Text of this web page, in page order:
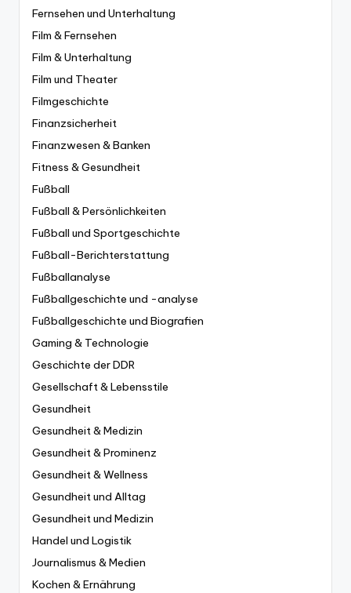
Fernsehen und Unterhaltung
Film & Fernsehen
Film & Unterhaltung
Film und Theater
Filmgeschichte
Finanzsicherheit
Finanzwesen & Banken
Fitness & Gesundheit
Fußball
Fußball & Persönlichkeiten
Fußball und Sportgeschichte
Fußball-Berichterstattung
Fußballanalyse
Fußballgeschichte und -analyse
Fußballgeschichte und Biografien
Gaming & Technologie
Geschichte der DDR
Gesellschaft & Lebensstile
Gesundheit
Gesundheit & Medizin
Gesundheit & Prominenz
Gesundheit & Wellness
Gesundheit und Alltag
Gesundheit und Medizin
Handel und Logistik
Journalismus & Medien
Kochen & Ernährung